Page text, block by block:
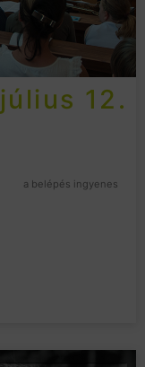
július 12.
a belépés ingyenes